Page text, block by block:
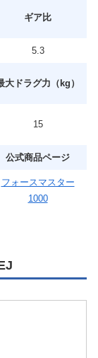
ギア比
5.3
大ドラグ力（kg）
15
公式商品ページ
フォースマスター
1000